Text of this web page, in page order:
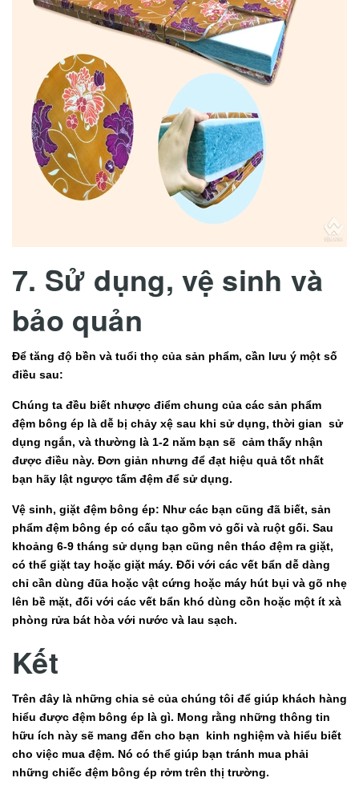
7. Sử dụng, vệ sinh và
bảo quản
Để tăng độ bền và tuổi thọ của sản phẩm, cần lưu ý một số
điều sau:
Chúng ta đều biết nhược điểm chung của các sản phẩm
đệm bông ép là dễ bị chảy xệ sau khi sử dụng, thời gian sử
dụng ngắn, và thường là 1-2 năm bạn sẽ cảm thấy nhận
được điều này. Đơn giản nhưng để đạt hiệu quả tốt nhất
bạn hãy lật ngược tấm đệm để sử dụng.
Vệ sinh, giặt đệm bông ép: Như các bạn cũng đã biết, sản
phẩm đệm bông ép có cấu tạo gồm vỏ gối và ruột gối. Sau
khoảng 6-9 tháng sử dụng bạn cũng nên tháo đệm ra giặt,
có thể giặt tay hoặc giặt máy. Đối với các vết bẩn dễ dàng
chỉ cần dùng đũa hoặc vật cứng hoặc máy hút bụi và gõ nhẹ
lên bề mặt, đối với các vết bẩn khó dùng cồn hoặc một ít xà
phòng rửa bát hòa với nước và lau sạch.
Kết
Trên đây là những chia sẻ của chúng tôi để giúp khách hàng
hiểu được đệm bông ép là gì. Mong rằng những thông tin
hữu ích này sẽ mang đến cho bạn kinh nghiệm và hiểu biết
cho việc mua đệm. Nó có thể giúp bạn tránh mua phải
những chiếc đệm bông ép rởm trên thị trường.